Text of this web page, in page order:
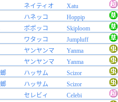
ネイティオ
Xatu
ハネッコ
Hoppip
ポポッコ
Skiploom
ワタッコ
Jumpluff
ヤンヤンマ
Yanma
ヤンヤンマ
Yanma
ハッサム
Scizor
ハッサム
Scizor
セレビィ
Celebi